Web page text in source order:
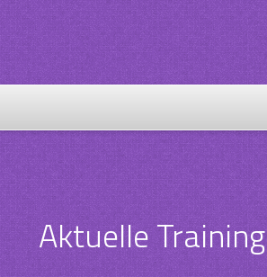
Aktuelle Training